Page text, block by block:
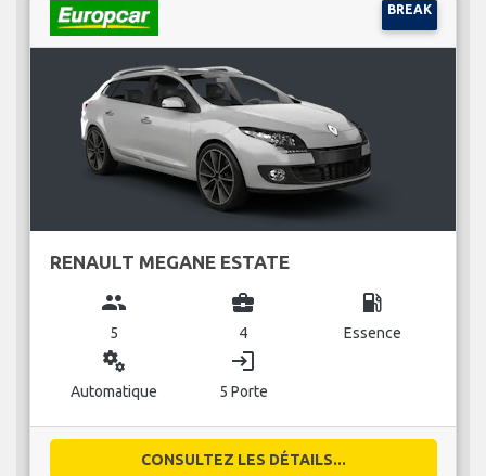
BREAK
RENAULT MEGANE ESTATE
group
5
business_center
4
local_gas_station
Essence
miscellaneous_services
Automatique
login
5 Porte
CONSULTEZ LES DÉTAILS...